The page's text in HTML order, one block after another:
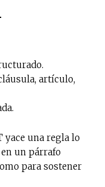
artículo,
yace una regla lo
un párrafo
para sostener